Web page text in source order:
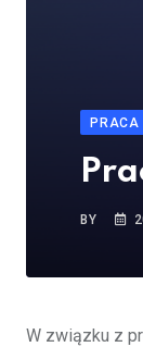
PRACA
BY
W związku z